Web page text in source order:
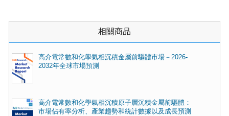
相關商品
高介電常數和化學氣相沉積金屬前驅體市場－2026-
2032年全球市場預測
高介電常數和化學氣相沉積原子層沉積金屬前驅體：
市場佔有率分析、產業趨勢和統計數據以及成長預測